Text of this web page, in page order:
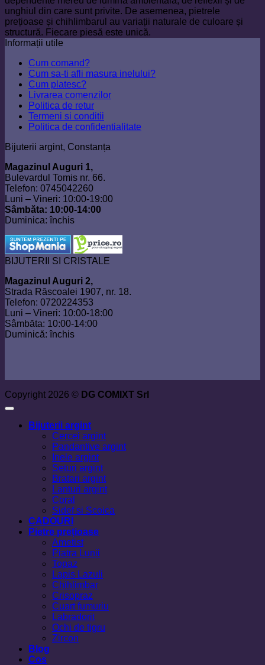
unghiul din care sunt privite. De asemenea, pietrele
prețioase și chihlimbarul au variații naturale de culoare și
structură. Fiecare piesă este unică.
Informații utile
Cum comand?
Cum sa-ti afli masura inelului?
Cum platesc?
Livrarea comenzilor
Politica de retur
Termeni si conditii
Politica de confidentialitate
Bijuterii argint, Constanța
Magazinul Auguri 1,
Bulevardul Tomis nr. 66.
Telefon: 0745042260
Luni – Vineri: 10:00-19:00
Sâmbăta: 10:00-14:00
Duminica: închis
BIJUTERII SI CRISTALE
Magazinul Auguri 2,
Strada Răscoalei 1907, nr. 18.
Telefon: 0720224353
Luni – Vineri: 10:00-18:00
Sâmbăta: 10:00-14:00
Duminică: închis
Copyright 2026 © DG COMIXT Srl
Bijuterii argint
Cercei argint
Pandantive argint
Inele argint
Seturi argint
Bratari argint
Lanturi argint
Coral
Sidef si Scoica
CADOURI
Pietre prețioase
Ametist
Piatra Lunii
Topaz
Lapis Lazuli
Chihlimbar
Crisopraz
Cuart fumuriu
Labradorit
Ochi de tigru
Zircon
Blog
Cos